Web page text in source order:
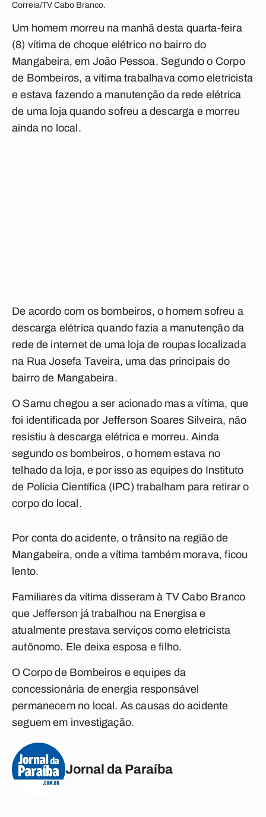
Correia/TV Cabo Branco.
Um homem morreu na manhã desta quarta-feira
(8) vítima de choque elétrico no bairro do
Mangabeira, em João Pessoa. Segundo o Corpo
de Bombeiros, a vítima trabalhava como eletricista
e estava fazendo a manutenção da rede elétrica
de uma loja quando sofreu a descarga e morreu
ainda no local.
De acordo com os bombeiros, o homem sofreu a
descarga elétrica quando fazia a manutenção da
rede de internet de uma loja de roupas localizada
na Rua Josefa Taveira, uma das principais do
bairro de Mangabeira.
O Samu chegou a ser acionado mas a vítima, que
foi identificada por Jefferson Soares Silveira, não
resistiu à descarga elétrica e morreu. Ainda
segundo os bombeiros, o homem estava no
telhado da loja, e por isso as equipes do Instituto
de Polícia Científica (IPC) trabalham para retirar o
corpo do local.
Por conta do acidente, o trânsito na região de
Mangabeira, onde a vítima também morava, ficou
lento.
Familiares da vítima disseram à TV Cabo Branco
que Jefferson já trabalhou na Energisa e
atualmente prestava serviços como eletricista
autônomo. Ele deixa esposa e filho.
O Corpo de Bombeiros e equipes da
concessionária de energia responsável
permanecem no local. As causas do acidente
seguem em investigação.
Jornal da Paraíba